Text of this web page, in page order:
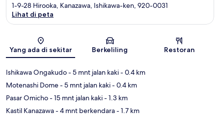
Peta
1-9-28 Hirooka, Kanazawa, Ishikawa-ken, 920-0031
Lihat di peta
Yang ada di sekitar Berkeliling Restoran
Ishikawa Ongakudo- 5 mnt jalan kaki- 0.4 km
Motenashi Dome- 5 mnt jalan kaki- 0.4 km
Pasar Omicho- 15 mnt jalan kaki- 1.3 km
Kastil Kanazawa- 4 mnt berkendara- 1.7 km